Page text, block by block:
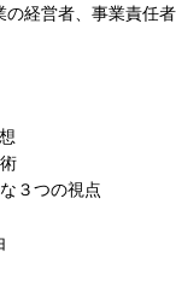
の経営者、事業責任者
３つの視点